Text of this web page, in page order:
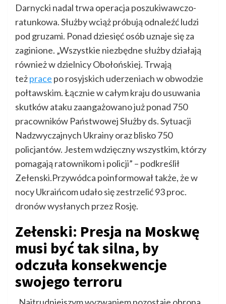
Darnycki nadal trwa operacja poszukiwawczo-
ratunkowa. Służby wciąż próbują odnaleźć ludzi
pod gruzami. Ponad dziesięć osób uznaje się za
zaginione. „Wszystkie niezbędne służby działają
również w dzielnicy Obołońskiej. Trwają
teżprace po rosyjskich uderzeniach w obwodzie
połtawskim. Łącznie w całym kraju do usuwania
skutków ataku zaangażowano już ponad 750
pracowników Państwowej Służby ds. Sytuacji
Nadzwyczajnych Ukrainy oraz blisko 750
policjantów. Jestem wdzięczny wszystkim, którzy
pomagają ratownikom i policji” – podkreślił
Zełenski.Przywódca poinformował także, że w
nocy Ukraińcom udało się zestrzelić 93 proc.
dronów wysłanych przez Rosję.
Zełenski: Presja na Moskwę
musi być tak silna, by
odczuła konsekwencje
swojego terroru